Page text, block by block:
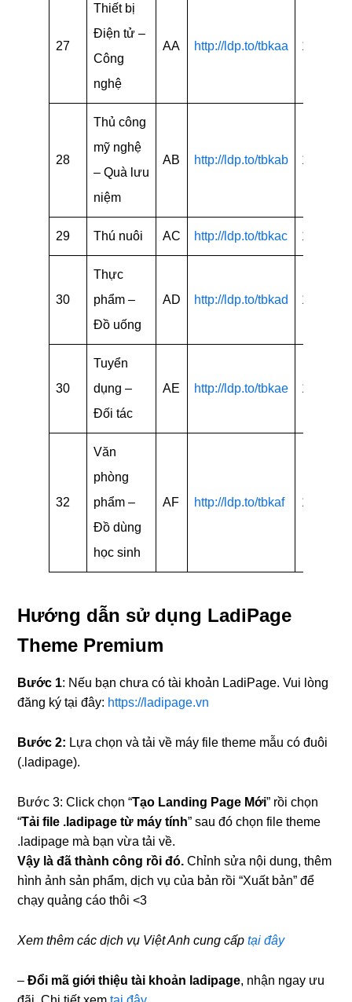
27
Thiết bị
Điện tử –
Công
nghệ
AA http://ldp.to/tbkaa 15
28
Thủ công
mỹ nghệ
– Quà lưu
niệm
AB http://ldp.to/tbkab 15
29 Thú nuôi AC http://ldp.to/tbkac 15
30
Thực
phẩm –
Đồ uống
AD http://ldp.to/tbkad 15
30
Tuyển
dụng –
Đối tác
AE http://ldp.to/tbkae 15
32
Văn
phòng
phẩm –
Đồ dùng
học sinh
AF http://ldp.to/tbkaf 15
Hướng dẫn sử dụng LadiPage
Theme Premium
Bước 1: Nếu bạn chưa có tài khoản LadiPage. Vui lòng
đăng ký tại đây: https://ladipage.vn
Bước 2: Lựa chọn và tải về máy file theme mẫu có đuôi
(.ladipage).
Bước 3: Click chọn “Tạo Landing Page Mới” rồi chọn
“Tải file .ladipage từ máy tính” sau đó chọn file theme
.ladipage mà bạn vừa tải về.
Vậy là đã thành công rồi đó. Chỉnh sửa nội dung, thêm
hình ảnh sản phẩm, dịch vụ của bản rồi “Xuất bản” để
chạy quảng cáo thôi <3
Xem thêm các dịch vụ Việt Anh cung cấptại đây
–Đổi mã giới thiệu tài khoản ladipage, nhận ngay ưu